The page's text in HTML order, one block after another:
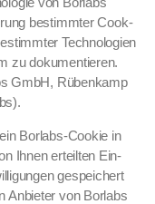
bes­timmter Cook­
Tech­nolo­gien
zu doku­men­tieren.
GmbH, Rübenkamp
Bor­labs-Cook­ie in
Ihnen erteil­ten Ein­
gespe­ichert
Anbi­eter von Bor­labs